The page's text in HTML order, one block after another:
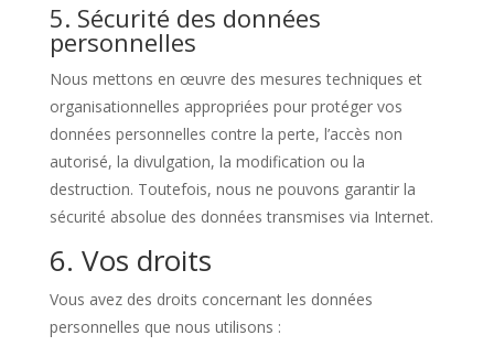
5. Sécurité des données
personnelles
Nous mettons en œuvre des mesures techniques et
organisationnelles appropriées pour protéger vos
données personnelles contre la perte, l’accès non
autorisé, la divulgation, la modification ou la
destruction. Toutefois, nous ne pouvons garantir la
sécurité absolue des données transmises via Internet.
6. Vos droits
Vous avez des droits concernant les données
personnelles que nous utilisons :